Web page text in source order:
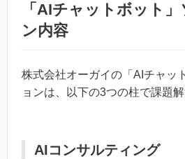
「AIチャットボット
ン内容
株式会社オーガイの「AIチャッ
ョンは、以下の3つの柱で課題解
AIコンサルティング